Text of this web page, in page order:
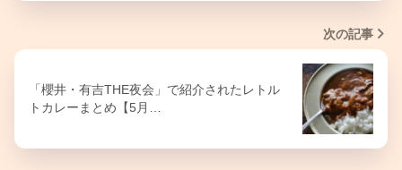
次の記事
「櫻井・有吉THE夜会」で紹介されたレトル
トカレーまとめ【5月…